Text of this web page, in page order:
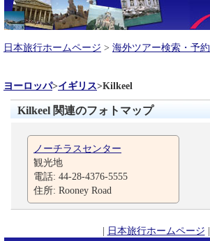
日本旅行ホームページ > 海外ツアー検索・予約
ヨーロッパ>イギリス>Kilkeel
Kilkeel 関連のフォトマップ
ノーチラスセンター
観光地
電話: 44-28-4376-5555
住所: Rooney Road
| 日本旅行ホームページ |